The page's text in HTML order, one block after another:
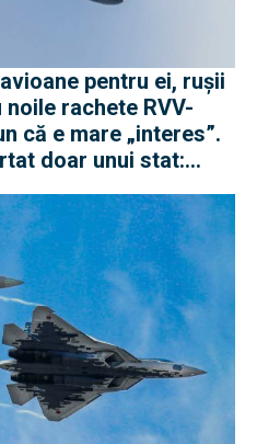
pentru ei, rușii
rachete RVV-
că e mare „interes”.
doar unui stat: